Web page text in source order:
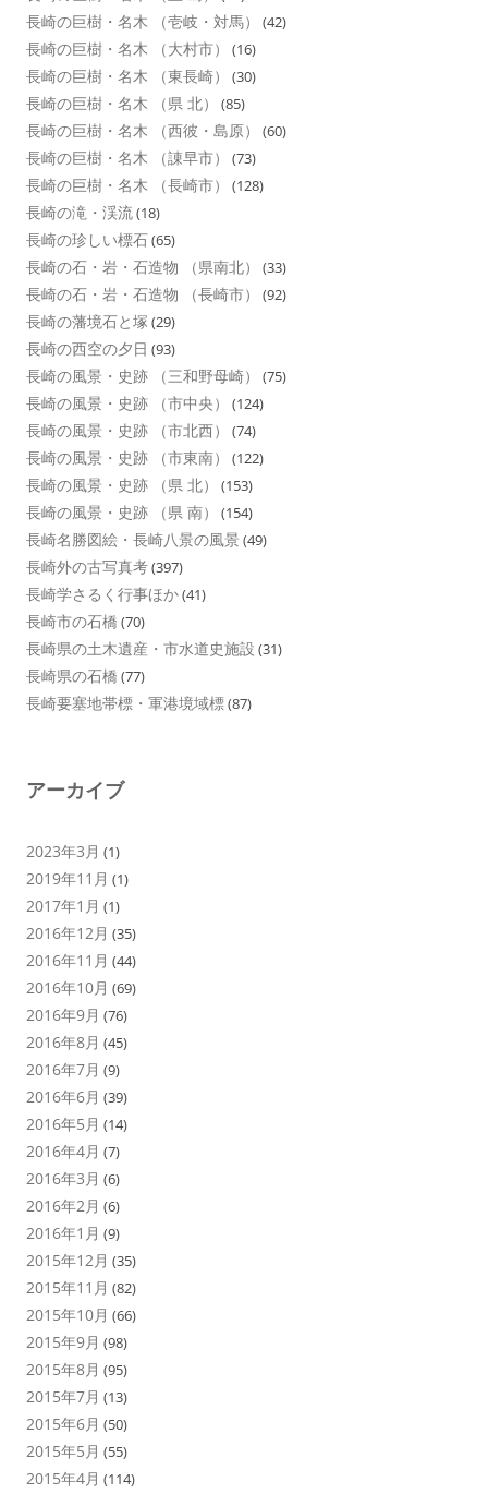
長崎の巨樹・名木 （壱岐・対馬） (42)
長崎の巨樹・名木 （大村市） (16)
長崎の巨樹・名木 （東長崎） (30)
長崎の巨樹・名木 （県 北） (85)
長崎の巨樹・名木 （西彼・島原） (60)
長崎の巨樹・名木 （諌早市） (73)
長崎の巨樹・名木 （長崎市） (128)
長崎の滝・渓流(18)
長崎の珍しい標石(65)
長崎の石・岩・石造物 （県南北） (33)
長崎の石・岩・石造物 （長崎市） (92)
長崎の藩境石と塚 (29)
長崎の西空の夕日 (93)
長崎の風景・史跡 （三和野母崎） (75)
長崎の風景・史跡 （市中央） (124)
長崎の風景・史跡 （市北西） (74)
長崎の風景・史跡 （市東南） (122)
長崎の風景・史跡 （県 北） (153)
長崎の風景・史跡 （県 南） (154)
長崎名勝図絵・長崎八景の風景 (49)
長崎外の古写真考(397)
長崎学さるく行事ほか(41)
長崎市の石橋 (70)
長崎県の土木遺産・市水道史施設 (31)
長崎県の石橋 (77)
長崎要塞地帯標・軍港境域標(87)
アーカイブ
2023年3月 (1)
2019年11月 (1)
2017年1月 (1)
2016年12月 (35)
2016年11月 (44)
2016年10月 (69)
2016年9月 (76)
2016年8月 (45)
2016年7月 (9)
2016年6月 (39)
2016年5月 (14)
2016年4月 (7)
2016年3月 (6)
2016年2月 (6)
2016年1月 (9)
2015年12月 (35)
2015年11月 (82)
2015年10月 (66)
2015年9月 (98)
2015年8月 (95)
2015年7月 (13)
2015年6月 (50)
2015年5月 (55)
2015年4月 (114)